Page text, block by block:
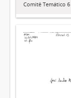
Comitê Temático 6